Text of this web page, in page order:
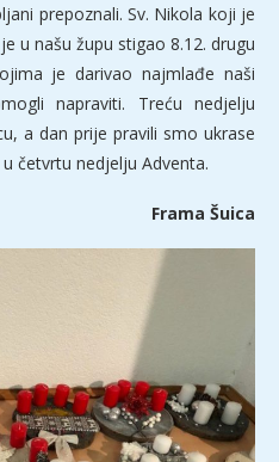
prepoznali. Sv. Nikola koji je
u našu župu stigao 8.12. drugu
je darivao najmlađe naši
napraviti. Treću nedjelju
a dan prije pravili smo ukrase
četvrtu nedjelju Adventa.
Frama Šuica